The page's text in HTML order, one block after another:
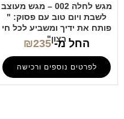
מגש לחלה 002 – מגש מעוצב
לשבת ויום טוב עם פסוק: "
פותח את ידיך ומשביע לכל חי
רצון"
החל מ- ₪235
לפרטים נוספים ורכישה